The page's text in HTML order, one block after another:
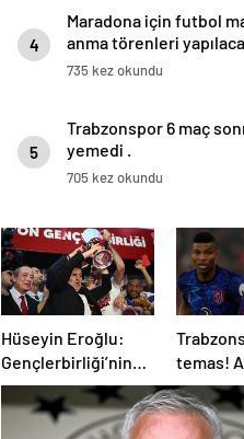
4
Maradona için futbol
anma törenleri
735 kez okundu
5
Trabzonspor 6 maç
yemedi .
705 kez okundu
Hüseyin Eroğlu:
Gençlerbirliği’nin
yeri Süper Lig’dir
temas!
Madrid’in